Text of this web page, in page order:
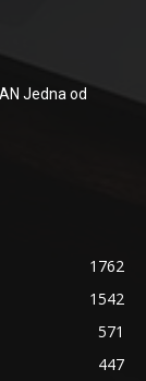
Jedna od
1762
1542
571
447